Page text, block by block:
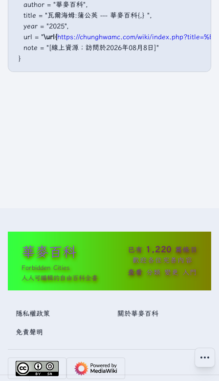
   author = "華麥百科",
   title = "瓦爾海姆:蒲公英 --- 華麥百科{,} ",
   year = "2025",
   url = "
\url{https://chunghwamc.com/wiki/
   note = "[線上資源；訪問於2026年08月8日]"
華麥百科
Forbidden Cities
人人可編輯的自由百科全書
已有 1,220 篇條目
歡迎各位完善內容
查看 分類 變更 入門
隱私權政策 關於華麥百科
免責聲明